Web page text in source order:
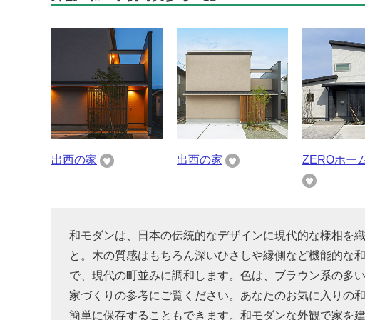
出西の家 出西の家 ZEROホー
和モダンは、日本の伝統的なデザインに現代的な様相を
と。木の質感はもちろん深いひさしや縁側など機能的な
で、現代の町並みに調和します。色は、ブラウン系の多
家づくりの参考にご覧ください。あなたのお気に入りの
簡単に保存することもできます。和モダンな外観で家を